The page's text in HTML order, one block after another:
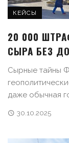
КЕЙСЫ
20 000
СЫРА БЕЗ
Сырные тайны
даже обычная
30.10.2025